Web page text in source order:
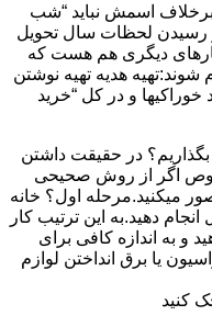
اسمش نباید “شب
از رسیدن لحظات سال تحویل
دیگری هم هست که
شوند:تهیه هدیه تهیه نوشتن
و در کل “خرید
در حقیقت داشتن
اگر از روش صحیحی
میکنید.مرحله اول؟ خانه
دهید.به این ترتیب کار
و به اندازه کافی برای
یا برق انداختن لوازم